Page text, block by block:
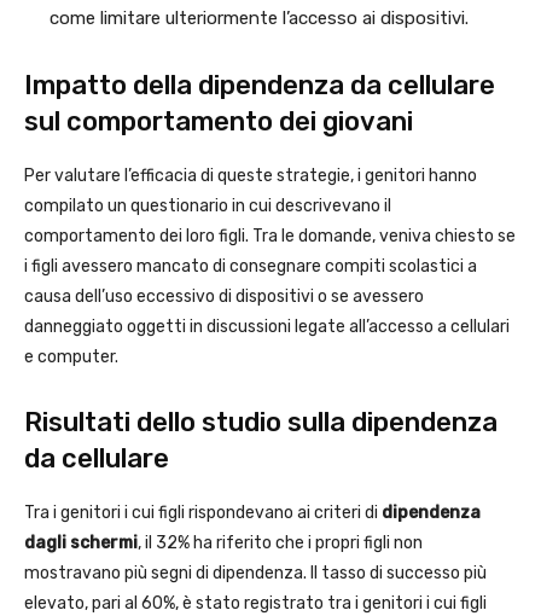
come limitare ulteriormente l’accesso ai dispositivi.
Impatto della dipendenza da cellulare
sul comportamento dei giovani
Per valutare l’efficacia di queste strategie, i genitori hanno
compilato un questionario in cui descrivevano il
comportamento dei loro figli. Tra le domande, veniva chiesto se
i figli avessero mancato di consegnare compiti scolastici a
causa dell’uso eccessivo di dispositivi o se avessero
danneggiato oggetti in discussioni legate all’accesso a cellulari
e computer.
Risultati dello studio sulla dipendenza
da cellulare
Tra i genitori i cui figli rispondevano ai criteri di dipendenza
dagli schermi, il 32% ha riferito che i propri figli non
mostravano più segni di dipendenza. Il tasso di successo più
elevato, pari al 60%, è stato registrato tra i genitori i cui figli